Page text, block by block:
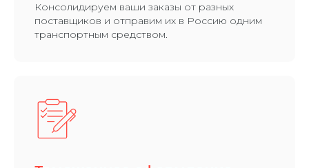
Консолидируем ваши заказы от разных
поставщиков и отправим их в Россию одним
транспортным средством.